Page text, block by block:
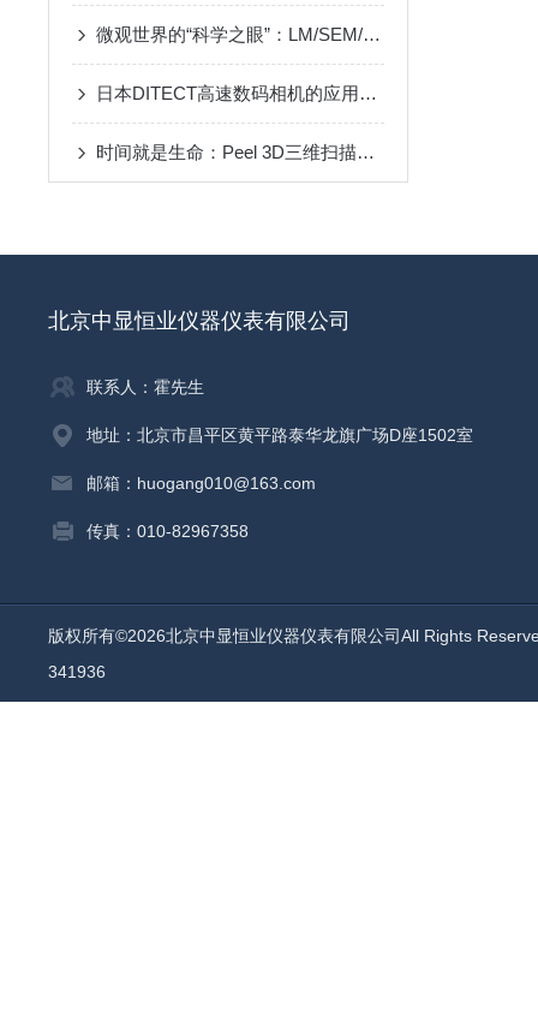
微观世界的“科学之眼”：LM/SEM/EDS/XRM的联系与区别
日本DITECT高速数码相机的应用领域有哪些？
时间就是生命：Peel 3D三维扫描仪数字化技术加快义肢的定做
北京中显恒业仪器仪表有限公司
联系人：霍先生
地址：北京市昌平区黄平路泰华龙旗广场D座1502室
邮箱：huogang010@163.com
传真：010-82967358
版权所有©2026北京中显恒业仪器仪表有限公司All Rights
341936